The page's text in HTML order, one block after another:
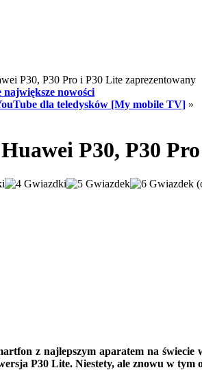
P30, P30 Pro i P30 Lite zaprezentowany
nowości
dla teledysków [My mobile TV] »
P30, P30
z najlepszym aparatem na
P30 Lite. Niestety, ale znowu w tym